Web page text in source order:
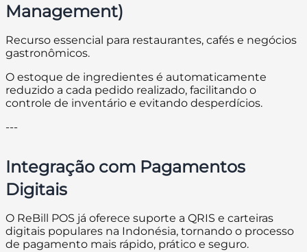
Management)
Recurso essencial para restaurantes, cafés e negócios
gastronômicos.
O estoque de ingredientes é automaticamente
reduzido a cada pedido realizado, facilitando o
controle de inventário e evitando desperdícios.
---
Integração com Pagamentos
Digitais
O ReBill POS já oferece suporte a QRIS e carteiras
digitais populares na Indonésia, tornando o processo
de pagamento mais rápido, prático e seguro.